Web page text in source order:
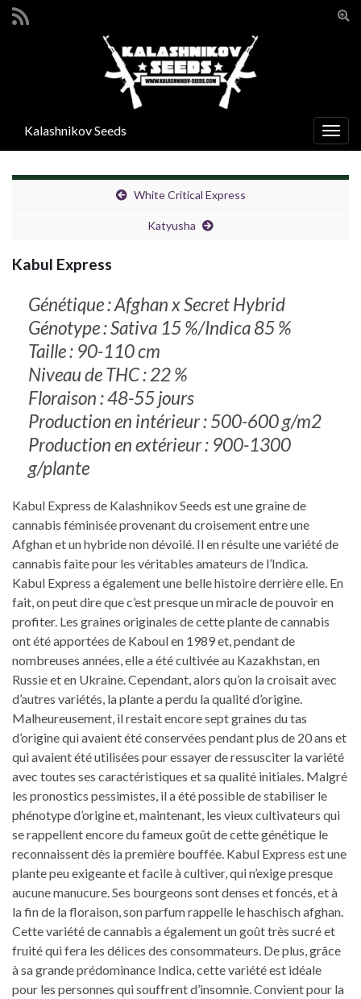
Search for:
Kalashnikov Seeds
White Critical Express
Katyusha
Kabul Express
Génétique : Afghan x Secret Hybrid
Génotype : Sativa 15 %/Indica 85 %
Taille : 90-110 cm
Niveau de THC : 22 %
Floraison : 48-55 jours
Production en intérieur : 500-600 g/m2
Production en extérieur : 900-1300
g/plante
Kabul Express de Kalashnikov Seeds est une graine de
cannabis féminisée provenant du croisement entre une
Afghan et un hybride non dévoilé. Il en résulte une variété de
cannabis faite pour les véritables amateurs de l’Indica.
Kabul Express a également une belle histoire derrière elle. En
fait, on peut dire que c’est presque un miracle de pouvoir en
profiter. Les graines originales de cette plante de cannabis
ont été apportées de Kaboul en 1989 et, pendant de
nombreuses années, elle a été cultivée au Kazakhstan, en
Russie et en Ukraine. Cependant, alors qu’on la croisait avec
d’autres variétés, la plante a perdu la qualité d’origine.
Malheureusement, il restait encore sept graines du tas
d’origine qui avaient été conservées pendant plus de 20 ans et
qui avaient été utilisées pour essayer de ressusciter la variété
avec toutes ses caractéristiques et sa qualité initiales. Malgré
les pronostics pessimistes, il a été possible de stabiliser le
phénotype d’origine et, maintenant, les vieux cultivateurs qui
se rappellent encore du fameux goût de cette génétique le
reconnaissent dès la première bouffée. Kabul Express est une
plante peu exigeante et facile à cultiver, qui n’exige presque
aucune manucure. Ses bourgeons sont denses et foncés, et à
la fin de la floraison, son parfum rappelle le haschisch afghan.
Cette variété de cannabis a également un goût très sucré et
fruité qui fera les délices des consommateurs. De plus, grâce
à sa grande prédominance Indica, cette variété est idéale
pour les personnes qui souffrent d’insomnie. Convient pour la